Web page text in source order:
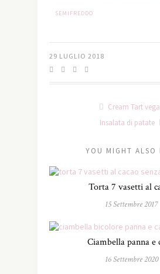
SEMIFREDDO
29 LUGLIO 2018
Cream Tart
Insalata di patate
YOU MIGHT ALSO
Torta 7 vasetti al
15 Settembre 2017
Ciambella panna e
16 Settembre 2020